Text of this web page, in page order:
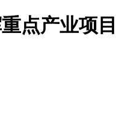
点产业项